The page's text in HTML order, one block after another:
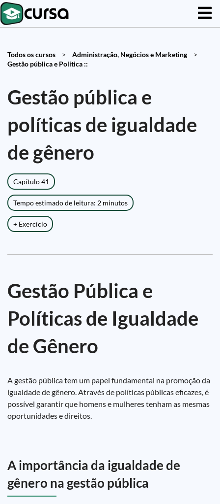
Todos os cursos > Administração, Negócios e Marketing
>
Gestão pública e Política ::
Gestão pública e
políticas de igualdade
de gênero
Capítulo 41
Tempo estimado de leitura: 2 minutos
+ Exercício
Gestão Pública e
Políticas de Igualdade
de Gênero
A gestão pública tem um papel fundamental na promoção da
igualdade de gênero. Através de políticas públicas eficazes, é
possível garantir que homens e mulheres tenham as mesmas
oportunidades e direitos.
A importância da igualdade de
gênero na gestão pública